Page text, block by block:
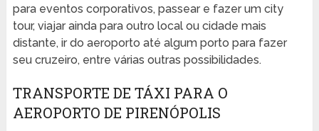
para eventos corporativos, passear e fazer um city
tour, viajar ainda para outro local ou cidade mais
distante, ir do aeroporto até algum porto para fazer
seu cruzeiro, entre várias outras possibilidades.
TRANSPORTE DE TÁXI PARA O
AEROPORTO DE PIRENÓPOLIS